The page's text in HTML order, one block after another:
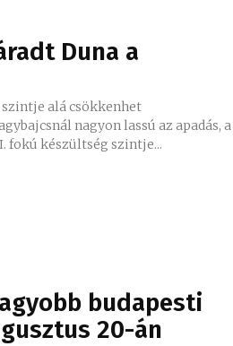
Duna a
alá csökkenhet
fokú készültség szintje...
budapesti
20-án